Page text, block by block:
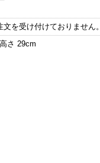
を受け付けておりません。
さ 29cm